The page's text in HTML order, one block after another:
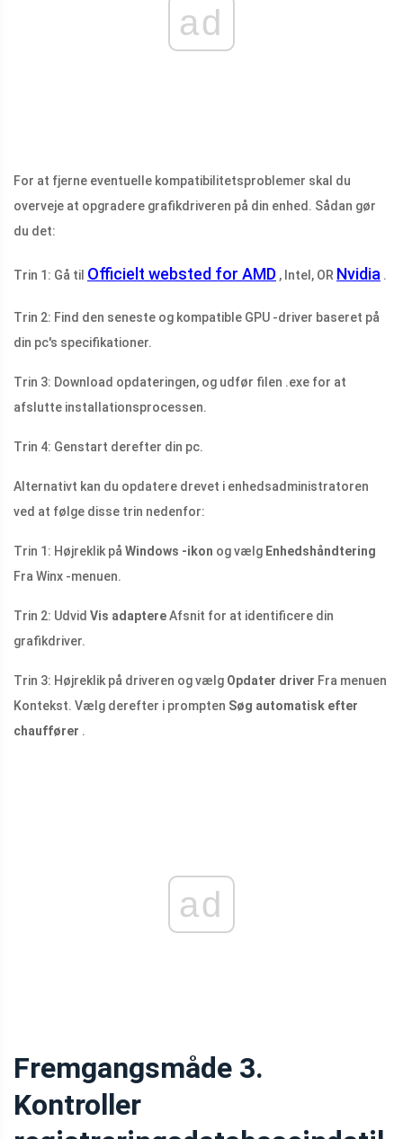
ad
For at fjerne eventuelle kompatibilitetsproblemer skal du
overveje at opgradere grafikdriveren på din enhed. Sådan gør
du det:
Trin 1: Gå til Officielt websted for AMD , Intel, OR Nvidia .
Trin 2: Find den seneste og kompatible GPU -driver baseret på
din pc's specifikationer.
Trin 3: Download opdateringen, og udfør filen .exe for at
afslutte installationsprocessen.
Trin 4: Genstart derefter din pc.
Alternativt kan du opdatere drevet i enhedsadministratoren
ved at følge disse trin nedenfor:
Trin 1: Højreklik på Windows -ikon og vælg Enhedshåndtering
Fra Winx -menuen.
Trin 2: Udvid Vis adaptereAfsnit for at identificere din
grafikdriver.
Trin 3: Højreklik på driveren og vælg Opdater driver Fra menuen
Kontekst. Vælg derefter i prompten Søg automatisk efter
chauffører .
ad
Fremgangsmåde 3.
Kontroller